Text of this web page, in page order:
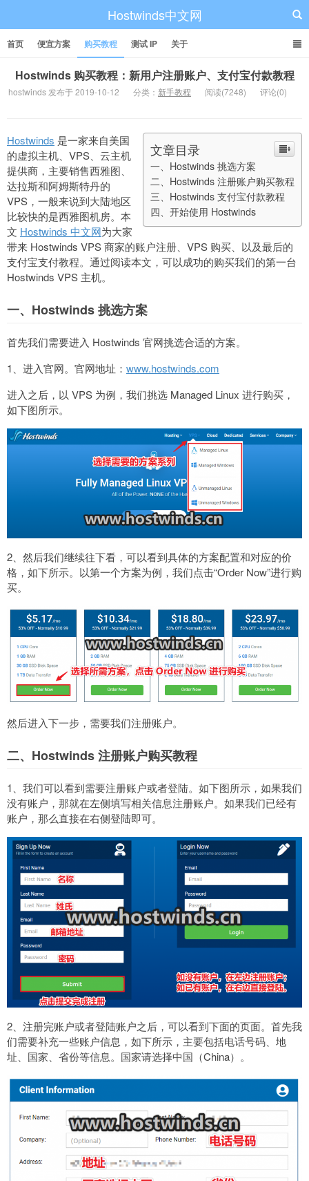
Hostwinds中文网
首页 便宜方案 购买教程 测试 IP 关于
Hostwinds 购买教程：新用户注册账户、支付宝付款教程
hostwinds 发布于 2019-10-12 分类： 新手教程 阅读(7248) 评论(0)
文章目录
一、Hostwinds 挑选方案
二、Hostwinds 注册账户购买教程
三、Hostwinds 支付宝付款教程
四、开始使用 Hostwinds
Hostwinds 是一家来自美国
的虚拟主机、VPS、云主机
提供商，主要销售西雅图、
达拉斯和阿姆斯特丹的
VPS，一般来说到大陆地区
比较快的是西雅图机房。本
文 Hostwinds 中文网为大家
带来 Hostwinds VPS 商家的账户注册、VPS 购买、以及最后的
支付宝支付教程。通过阅读本文，可以成功的购买我们的第一台
Hostwinds VPS 主机。
一、Hostwinds 挑选方案
首先我们需要进入 Hostwinds 官网挑选合适的方案。
1、进入官网。官网地址： www.hostwinds.com
进入之后，以 VPS 为例，我们挑选 Managed Linux 进行购买，
如下图所示。
2、然后我们继续往下看，可以看到具体的方案配置和对应的价
格，如下所示。以第一个方案为例，我们点击“Order Now”进行购
买。
然后进入下一步，需要我们注册账户。
二、Hostwinds 注册账户购买教程
1、我们可以看到需要注册账户或者登陆。如下图所示，如果我们
没有账户，那就在左侧填写相关信息注册账户。如果我们已经有
账户，那么直接在右侧登陆即可。
2、注册完账户或者登陆账户之后，可以看到下面的页面。首先我
们需要补充一些账户信息，如下所示，主要包括电话号码、地
址、国家、省份等信息。国家请选择中国（China）。